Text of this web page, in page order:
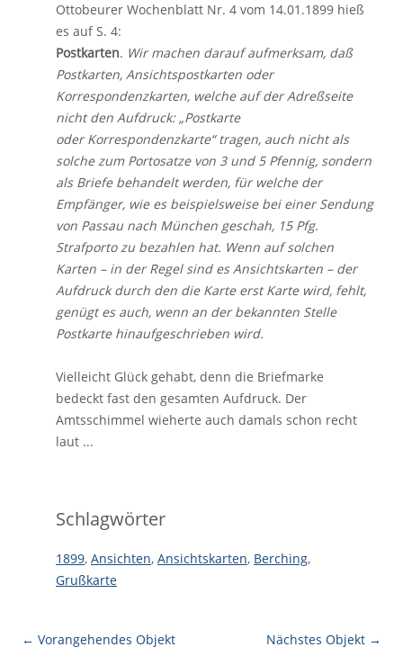
Ottobeurer Wochenblatt Nr. 4 vom 14.01.1899 hieß
es auf S. 4:
Postkarten. Wir machen darauf aufmerksam, daß
Postkarten, Ansichtspostkarten oder
Korrespondenzkarten, welche auf der Adreßseite
nicht den Aufdruck: „Postkarte
oder Korrespondenzkarte“ tragen, auch nicht als
solche zum Portosatze von 3 und 5 Pfennig, sondern
als Briefe behandelt werden, für welche der
Empfänger, wie es beispielsweise bei einer Sendung
von Passau nach München geschah, 15 Pfg.
Strafporto zu bezahlen hat. Wenn auf solchen
Karten – in der Regel sind es Ansichtskarten – der
Aufdruck durch den die Karte erst Karte wird, fehlt,
genügt es auch, wenn an der bekannten Stelle
Postkarte hinaufgeschrieben wird.
Vielleicht Glück gehabt, denn die Briefmarke
bedeckt fast den gesamten Aufdruck. Der
Amtsschimmel wieherte auch damals schon recht
laut ...
Schlagwörter
1899, Ansichten, Ansichtskarten, Berching,
Grußkarte
← Vorangehendes Objekt Nächstes Objekt →